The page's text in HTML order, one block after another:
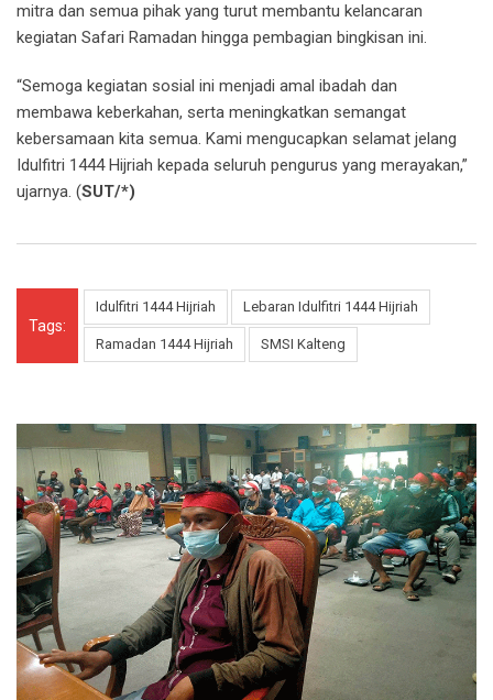
mitra dan semua pihak yang turut membantu kelancaran
kegiatan Safari Ramadan hingga pembagian bingkisan ini.
“Semoga kegiatan sosial ini menjadi amal ibadah dan
membawa keberkahan, serta meningkatkan semangat
kebersamaan kita semua. Kami mengucapkan selamat jelang
Idulfitri 1444 Hijriah kepada seluruh pengurus yang merayakan,”
ujarnya. (SUT/*)
Tags:
Idulfitri 1444 Hijriah Lebaran Idulfitri 1444 Hijriah
Ramadan 1444 Hijriah SMSI Kalteng